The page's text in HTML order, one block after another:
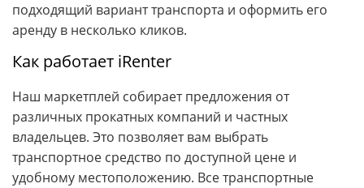
подходящий вариант транспорта и оформить его
аренду в несколько кликов.
Как работает iRenter
Наш маркетплей собирает предложения от
различных прокатных компаний и частных
владельцев. Это позволяет вам выбрать
транспортное средство по доступной цене и
удобному местоположению. Все транспортные